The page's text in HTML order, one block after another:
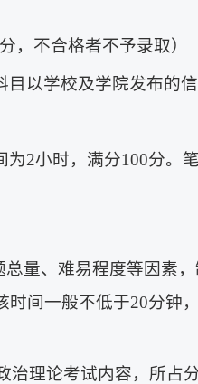
，不合格者不予录取）
以学校及学院发布的信
2小时，满分100分。
量、难易程度等因素
间一般不低于20分钟
治理论考试内容，所占